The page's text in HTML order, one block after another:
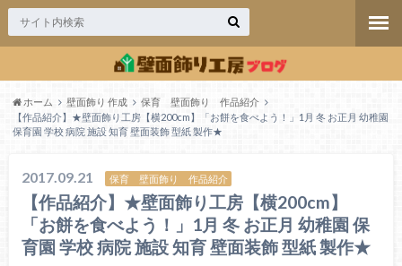
ホーム 壁面飾り 作成
保育 壁面飾り 作品紹介
【作品紹介】★壁面飾り工房【横200cm】「お餅を食べよう！」1月 冬 お正月 幼稚園
保育園 学校 病院 施設 知育 壁面装飾 型紙 製作★
2017.09.21 保育 壁面飾り 作品紹介
【作品紹介】★壁面飾り工房【横200cm】
「お餅を食べよう！」1月 冬 お正月 幼稚園 保
育園 学校 病院 施設 知育 壁面装飾 型紙 製作★